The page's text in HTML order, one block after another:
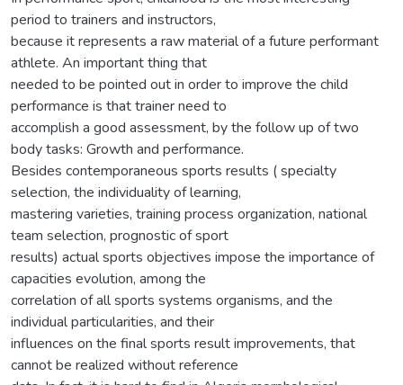
period to trainers and instructors,
because it represents a raw material of a future performant
athlete. An important thing that
needed to be pointed out in order to improve the child
performance is that trainer need to
accomplish a good assessment, by the follow up of two
body tasks: Growth and performance.
Besides contemporaneous sports results ( specialty
selection, the individuality of learning,
mastering varieties, training process organization, national
team selection, prognostic of sport
results) actual sports objectives impose the importance of
capacities evolution, among the
correlation of all sports systems organisms, and the
individual particularities, and their
influences on the final sports result improvements, that
cannot be realized without reference